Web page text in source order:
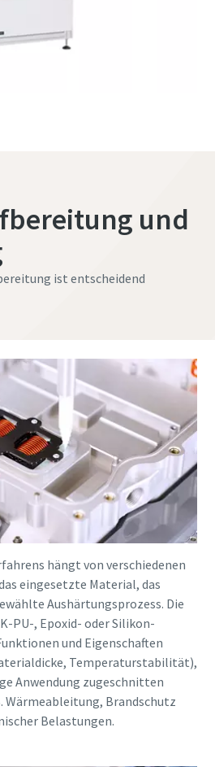
und
ist entscheidend
hängt von verschiedenen
eingesetzte Material, das
Aushärtungsprozess. Die
PU-, Epoxid- oder Silikon-
und Eigenschaften
Temperaturstabilität),
Anwendung zugeschnitten
Wärmeableitung, Brandschutz
Belastungen.